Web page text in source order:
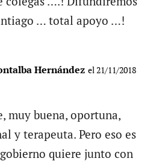
… total apoyo …!
Hernández el 21/11/2018
muy buena, oportuna,
y terapeuta. Pero eso es
quiere junto con